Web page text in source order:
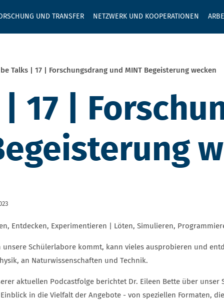
UND TRANSFER NETZWERK UND KOOPERATIONEN
Talks | 17 | Forschungsdrang und MINT Begeisterung wecken
17 |
Entdecken, Experimentieren | Löten, Simulieren,
unsere Schülerlabore kommt, kann vieles ausprobieren und
an Naturwissenschaften und Technik.
aktuellen Podcastfolge berichtet Dr. Eileen Bette über unser
in die Vielfalt der Angebote - von speziellen Formaten,